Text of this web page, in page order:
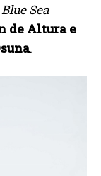
Blue Sea
de Altura e
.